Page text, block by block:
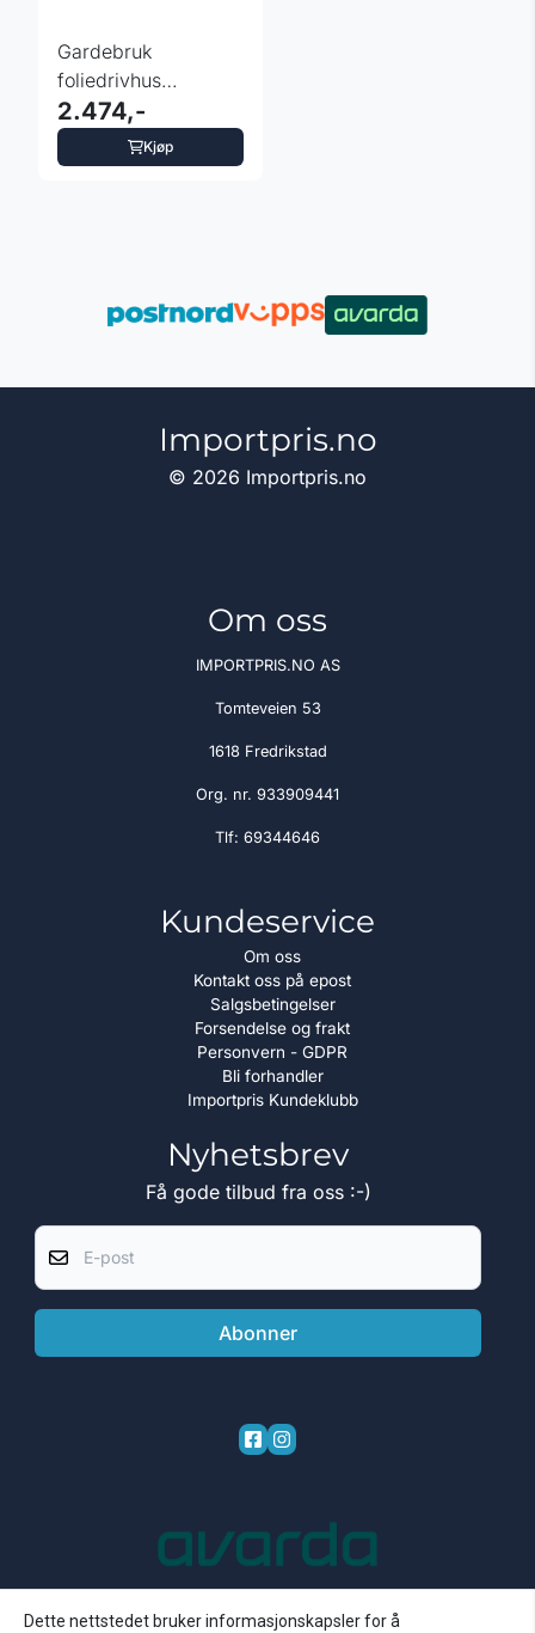
Gardebruk
foliedrivhus
350x200x200cm
2.474,-
Kjøp
Importpris.no
© 2026 Importpris.no
Om oss
IMPORTPRIS.NO AS
Tomteveien 53
1618 Fredrikstad
Org. nr. 933909441
Tlf: 69344646
Kundeservice
Om oss
Kontakt oss på epost
Salgsbetingelser
Forsendelse og frakt
Personvern - GDPR
Bli forhandler
Importpris Kundeklubb
Nyhetsbrev
Få gode tilbud fra oss :-)
Abonner
Dette nettstedet bruker informasjonskapsler for å